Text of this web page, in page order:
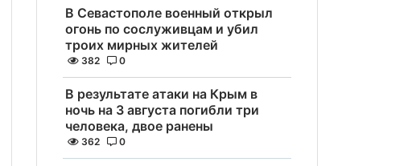
В Севастополе военный открыл
огонь по сослуживцам и убил
троих мирных жителей
382 0
В результате атаки на Крым в
ночь на 3 августа погибли три
человека, двое ранены
362 0